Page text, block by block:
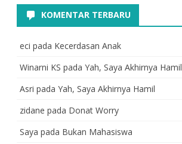
KOMENTAR TERBARU
eci pada Kecerdasan Anak
Winarni KS pada Yah, Saya Akhirnya Hamil
Asri pada Yah, Saya Akhirnya Hamil
zidane pada Donat Worry
Saya pada Bukan Mahasiswa